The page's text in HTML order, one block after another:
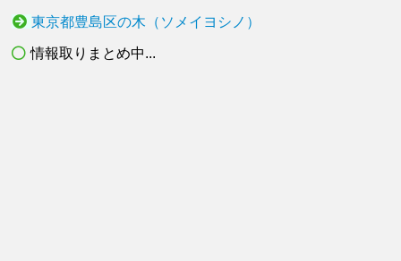
東京都豊島区の木（ソメイヨシノ）
情報取りまとめ中...